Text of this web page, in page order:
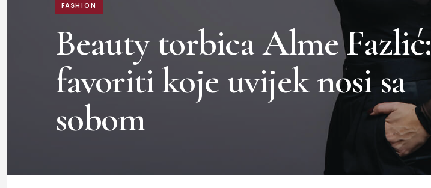
FASHION
Beauty torbica Alme Fazlić:
favoriti koje uvijek nosi sa
sobom